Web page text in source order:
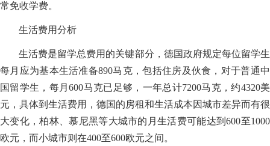
常免收学费。
生活费用分析
生活费是留学总费用的关键部分，德国政府规定每位留学生
每月应为基本生活准备890马克，包括住房及伙食，对于普通中
国留学生，每月600马克已足够，一年总计7200马克，约4320美
元，具体到生活费用，德国的房租和生活成本因城市差异而有很
大变化，柏林、慕尼黑等大城市的月生活费可能达到600至1000
欧元，而小城市则在400至600欧元之间。